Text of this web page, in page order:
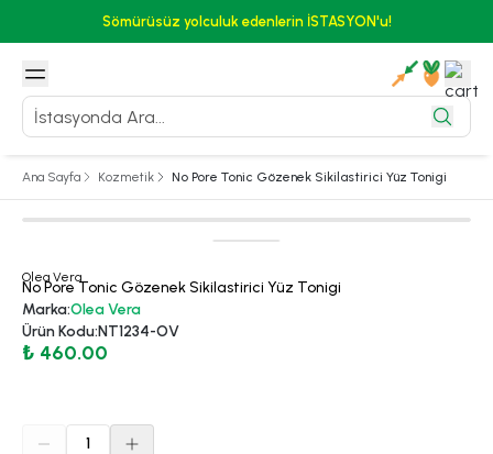
Sömürüsüz yolculuk edenlerin İSTASYON'u!
Ana Sayfa Kozmetik No Pore Tonic Gözenek Sikilastirici Yüz Tonigi
Olea Vera
No Pore Tonic Gözenek Sikilastirici Yüz Tonigi
Marka:Olea Vera
Ürün Kodu:NT1234-OV
₺ 460.00
1